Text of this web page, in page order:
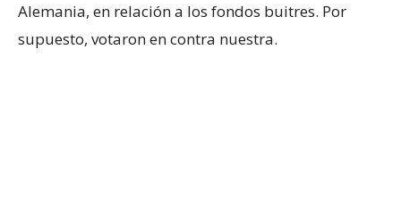
Alemania, en relación a los fondos buitres. Por
supuesto, votaron en contra nuestra.